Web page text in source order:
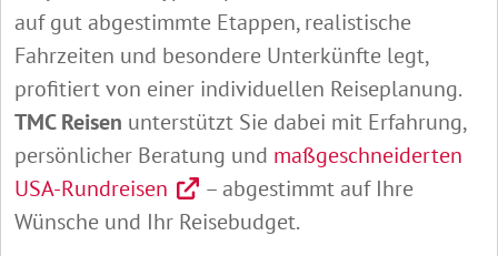
auf gut abgestimmte Etappen, realistische
Fahrzeiten und besondere Unterkünfte legt,
profitiert von einer individuellen Reiseplanung.
TMC Reisen unterstützt Sie dabei mit Erfahrung,
persönlicher Beratung und maßgeschneiderten
USA-Rundreisen
– abgestimmt auf Ihre
Wünsche und Ihr Reisebudget.